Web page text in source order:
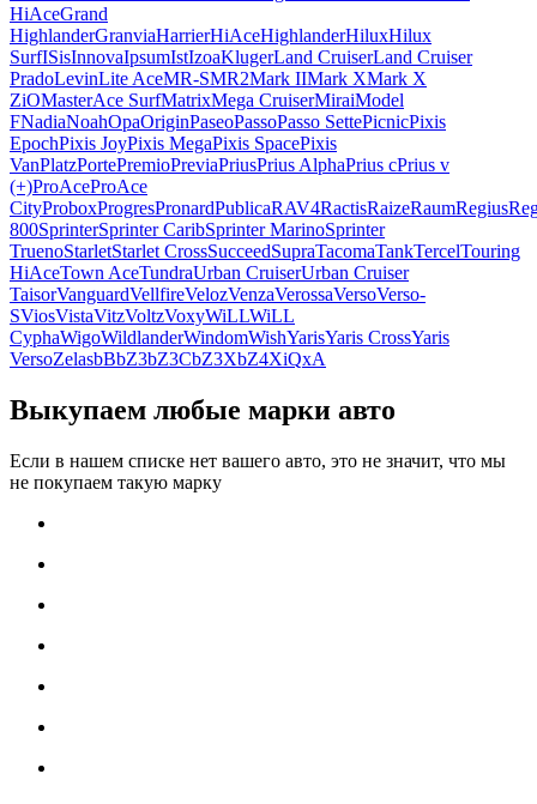
HiAceGrand
HighlanderGranviaHarrierHiAceHighlanderHiluxHilux
SurfISisInnovaIpsumIstIzoaKlugerLand CruiserLand Cruiser
PradoLevinLite AceMR-SMR2Mark IIMark XMark X
ZiOMasterAce SurfMatrixMega CruiserMiraiModel
FNadiaNoahOpaOriginPaseoPassoPasso SettePicnicPixis
EpochPixis JoyPixis MegaPixis SpacePixis
VanPlatzPortePremioPreviaPriusPrius AlphaPrius cPrius v
(+)ProAceProAce
CityProboxProgresPronardPublicaRAV4RactisRaizeRaumRegius
800SprinterSprinter CaribSprinter MarinoSprinter
TruenoStarletStarlet CrossSucceedSupraTacomaTankTercelTouring
HiAceTown AceTundraUrban CruiserUrban Cruiser
TaisorVanguardVellfireVelozVenzaVerossaVersoVerso-
SViosVistaVitzVoltzVoxyWiLLWiLL
CyphaWigoWildlanderWindomWishYarisYaris CrossYaris
VersoZelasbBbZ3bZ3CbZ3XbZ4XiQxA
Выкупаем любые марки авто
Если в нашем списке нет вашего авто, это не значит, что мы
не покупаем такую марку